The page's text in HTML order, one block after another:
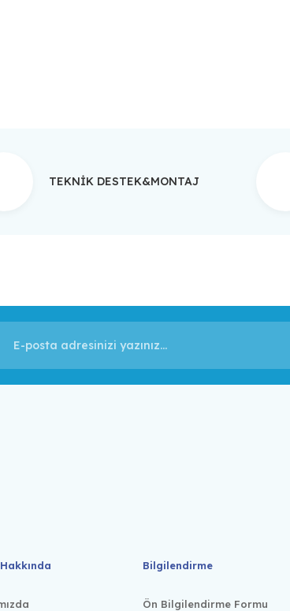
TEKNİK DESTEK&MONTAJ
Bilgilendirme
Ön Bilgilendirme Formu